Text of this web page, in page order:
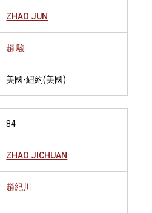
ZHAO JUN
趙 駿
美國-紐約(美國)
84
ZHAO JICHUAN
趙紀川